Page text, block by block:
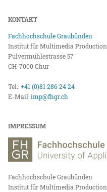
KONTAKT
Fachhochschule Graubünden
Institut für Multimedia Production
Pulvermühlestrasse 57
CH-7000 Chur
Tel.:+41 (0)81 286 24 24
E-Mail:imp@fhgr.ch
IMPRESSUM
Fachhochschule Graubünden
Institut für Multimedia Production